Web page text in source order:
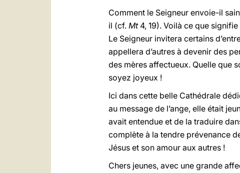
Comment le Seigneur envoie-il
il (cf. Mt 4, 19). Voilà ce que
Le Seigneur invitera certains
appellera d’autres à devenir des
des mères affectueux. Quelle que
soyez joyeux !
Ici dans cette belle Cathédrale
au message de l’ange, elle était
avait entendue et de la traduire
complète à la tendre prévenance
Jésus et son amour aux autres !
Chers jeunes, avec une grande